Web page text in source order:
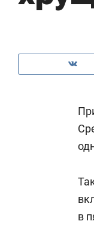
в
Рекомендуем
Опыт
природе,